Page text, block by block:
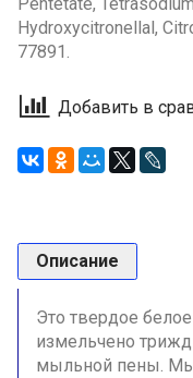
Hydroxycitronellal,
77891.
Добавить в
Описание
Это твердое
измельчено
мыльной пены.